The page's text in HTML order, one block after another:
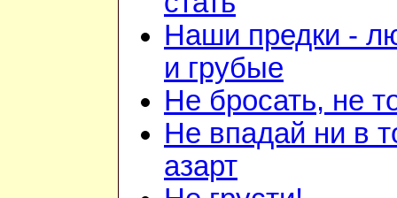
Наши предки -
и грубые
Не бросать, не
Не впадай ни в
азарт